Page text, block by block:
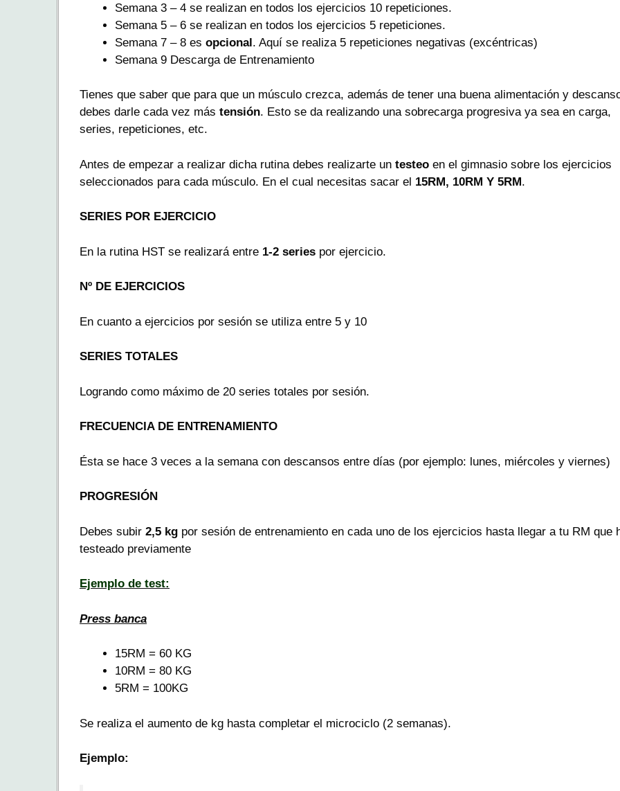
Semana 3 – 4 se realizan en todos los ejercicios 10 repeticiones.
Semana 5 – 6 se realizan en todos los ejercicios 5 repeticiones.
Semana 7 – 8 es opcional. Aquí se realiza 5 repeticiones negativas (excéntricas)
Semana 9 Descarga de Entrenamiento
Tienes que saber que para que un músculo crezca, además de tener una buena alimentación y
debes darle cada vez más tensión. Esto se da realizando una sobrecarga progresiva ya sea en carga,
series, repeticiones, etc.
Antes de empezar a realizar dicha rutina debes realizarte un testeo en el gimnasio sobre los ejercicios
seleccionados para cada músculo. En el cual necesitas sacar el 15RM, 10RM Y 5RM.
SERIES POR EJERCICIO
En la rutina HST se realizará entre 1-2 series por ejercicio.
Nº DE EJERCICIOS
En cuanto a ejercicios por sesión se utiliza entre 5 y 10
SERIES TOTALES
Logrando como máximo de 20 series totales por sesión.
FRECUENCIA DE ENTRENAMIENTO
Ésta se hace 3 veces a la semana con descansos entre días (por ejemplo: lunes, miércoles y viernes)
PROGRESIÓN
Debes subir 2,5 kg por sesión de entrenamiento en cada uno de los ejercicios hasta llegar a tu RM que
testeado previamente
Ejemplo de test:
Press banca
15RM = 60 KG
10RM = 80 KG
5RM = 100KG
Se realiza el aumento de kg hasta completar el microciclo (2 semanas).
Ejemplo: